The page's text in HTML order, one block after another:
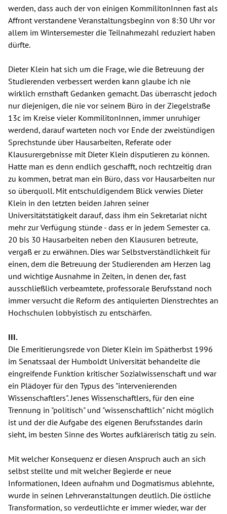
werden, dass auch der von einigen KommilitonInnen fast als
Affront verstandene Veranstaltungsbeginn von 8:30 Uhr vor
allem im Wintersemester die Teilnahmezahl reduziert haben
dürfte.
Dieter Klein hat sich um die Frage, wie die Betreuung der
Studierenden verbessert werden kann glaube ich nie
wirklich ernsthaft Gedanken gemacht. Das überrascht jedoch
nur diejenigen, die nie vor seinem Büro in der Ziegelstraße
13c im Kreise vieler KommilitonInnen, immer unruhiger
werdend, darauf warteten noch vor Ende der zweistündigen
Sprechstunde über Hausarbeiten, Referate oder
Klausurergebnisse mit Dieter Klein disputieren zu können.
Hatte man es denn endlich geschafft, noch rechtzeitig dran
zu kommen, betrat man ein Büro, dass vor Hausarbeiten nur
so überquoll. Mit entschuldigendem Blick verwies Dieter
Klein in den letzten beiden Jahren seiner
Universitätstätigkeit darauf, dass ihm ein Sekretariat nicht
mehr zur Verfügung stünde - dass er in jedem Semester ca.
20 bis 30 Hausarbeiten neben den Klausuren betreute,
vergaß er zu erwähnen. Dies war Selbstverständlichkeit für
einen, dem die Betreuung der Studierenden am Herzen lag
und wichtige Ausnahme in Zeiten, in denen der, fast
ausschließlich verbeamtete, professorale Berufsstand noch
immer versucht die Reform des antiquierten Dienstrechtes an
Hochschulen lobbyistisch zu entschärfen.
III.
Die Emeritierungsrede von Dieter Klein im Spätherbst 1996
im Senatssaal der Humboldt Universität behandelte die
eingreifende Funktion kritischer Sozialwissenschaft und war
ein Plädoyer für den Typus des "intervenierenden
Wissenschaftlers". Jenes Wissenschaftlers, für den eine
Trennung in "politisch" und "wissenschaftlich" nicht möglich
ist und der die Aufgabe des eigenen Berufsstandes darin
sieht, im besten Sinne des Wortes aufklärerisch tätig zu sein.
Mit welcher Konsequenz er diesen Anspruch auch an sich
selbst stellte und mit welcher Begierde er neue
Informationen, Ideen aufnahm und Dogmatismus ablehnte,
wurde in seinen Lehrveranstaltungen deutlich. Die östliche
Transformation, so verdeutlichte er immer wieder, war der